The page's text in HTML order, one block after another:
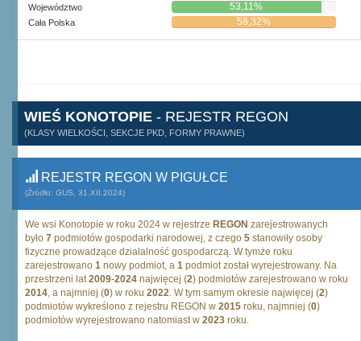
Województwo 53,11%
Cała Polska 58,32%
WIEŚ KONOTOPIE - REJESTR REGON
(KLASY WIELKOŚCI, SEKCJE PKD, FORMY PRAWNE)
REJESTR REGON W PIGUŁCE
(Źródło: GUS, 31.XII.2024)
We wsi Konotopie w roku 2024 w rejestrze REGON zarejestrowanych
było 7 podmiotów gospodarki narodowej, z czego 5 stanowiły osoby
fizyczne prowadzące działalność gospodarczą. W tymże roku
zarejestrowano 1 nowy podmiot, a 1 podmiot został wyrejestrowany. Na
przestrzeni lat2009-2024 najwięcej (2) podmiotów zarejestrowano w roku
2014, a najmniej (0) w roku 2022. W tym samym okresie najwięcej (2)
podmiotów wykreślono z rejestru REGON w 2015 roku, najmniej (0)
podmiotów wyrejestrowano natomiast w 2023 roku.